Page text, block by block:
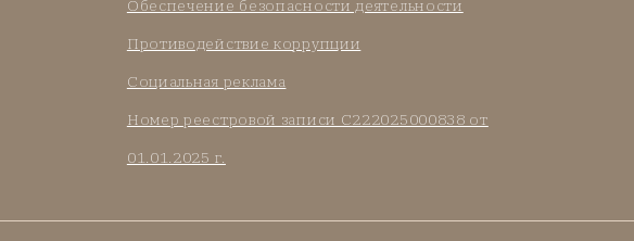
Обеспечение безопасности деятельности
Противодействие коррупции
Социальная реклама
Номер реестровой записи С222025000838 от
01.01.2025 г.